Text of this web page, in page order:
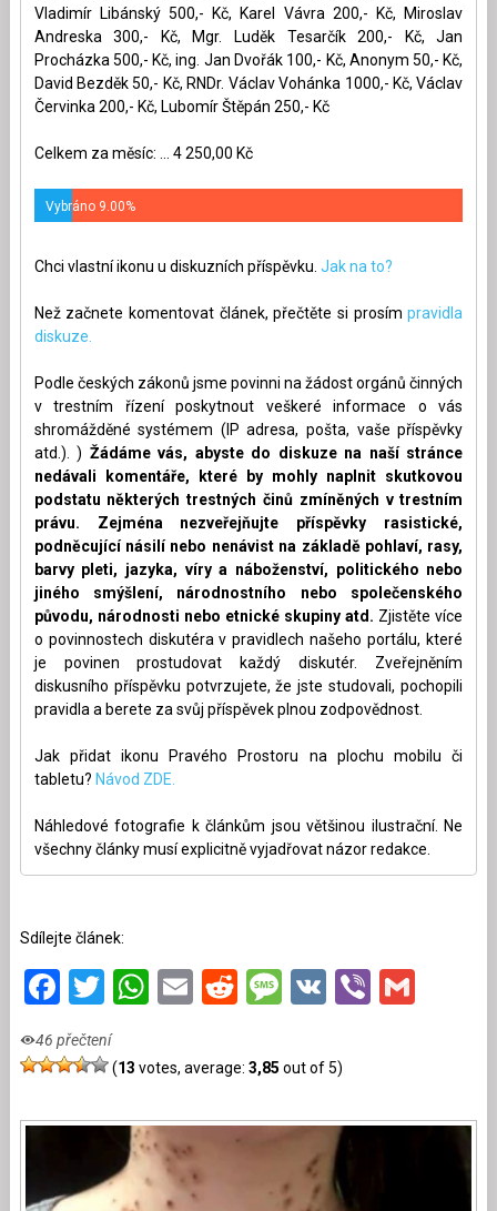
Vladimír Libánský 500,- Kč, Karel Vávra 200,- Kč, Miroslav
Andreska 300,- Kč, Mgr. Luděk Tesarčík 200,- Kč, Jan
Procházka 500,- Kč, ing. Jan Dvořák 100,- Kč, Anonym 50,- Kč,
David Bezděk 50,- Kč, RNDr. Václav Vohánka 1000,- Kč, Václav
Červinka 200,- Kč, Lubomír Štěpán 250,- Kč
Celkem za měsíc: ... 4 250,00 Kč
Vybráno 9.00%
Chci vlastní ikonu u diskuzních příspěvku. Jak na to?
Než začnete komentovat článek, přečtěte si prosímpravidla
diskuze.
Podle českých zákonů jsme povinni na žádost orgánů činných
v trestním řízení poskytnout veškeré informace o vás
shromážděné systémem (IP adresa, pošta, vaše příspěvky
atd.). ) Žádáme vás, abyste do diskuze na naší stránce
nedávali komentáře, které by mohly naplnit skutkovou
podstatu některých trestných činů zmíněných v trestním
právu. Zejména nezveřejňujte příspěvky rasistické,
podněcující násilí nebo nenávist na základě pohlaví, rasy,
barvy pleti, jazyka, víry a náboženství, politického nebo
jiného smýšlení, národnostního nebo společenského
původu, národnosti nebo etnické skupiny atd. Zjistěte více
o povinnostech diskutéra v pravidlech našeho portálu, které
je povinen prostudovat každý diskutér. Zveřejněním
diskusního příspěvku potvrzujete, že jste studovali, pochopili
pravidla a berete za svůj příspěvek plnou zodpovědnost.
Jak přidat ikonu Pravého Prostoru na plochu mobilu či
tabletu? Návod ZDE.
Náhledové fotografie k článkům jsou většinou ilustrační. Ne
všechny články musí explicitně vyjadřovat názor redakce.
Sdílejte článek:
Facebook
Twitter
WhatsApp
EmailRedditMessage
VKViber
46 přečtení
(13 votes, average: 3,85 out of 5)